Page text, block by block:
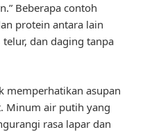
Beberapa contoh
protein antara lain
dan daging tanpa
memperhatikan asupan
Minum air putih yang
rasa lapar dan